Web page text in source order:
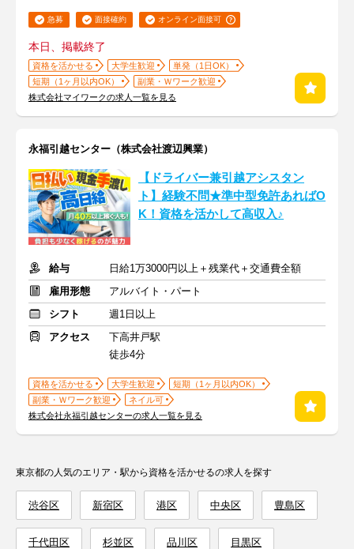
急募 面接確約 オンライン面接可
本日、掲載終了
資格を活かせる 大学生歓迎
単発（1日OK）
短期（1ヶ月以内OK）
副業・Ｗワーク歓迎
株式会社マイワークの求人一覧を見る
永福引越センター（株式会社渡辺興業）
【ドライバー兼引越アシスタン
ト】経験不問★準中型免許あればO
K！資格を活かして高収入♪
給与
日給1万3000円以上＋残業代＋交通費全額
雇用形態
アルバイト・パート
シフト
週1日以上
アクセス
下高井戸駅
徒歩4分
資格を活かせる 大学生歓迎
短期（1ヶ月以内OK）
副業・Ｗワーク歓迎
ネイル可
株式会社永福引越センターの求人一覧を見る
東京都の人気のエリア・駅から資格を活かせるの求人を探す
渋谷区 新宿区 港区 中央区 豊島区
千代田区 杉並区 品川区 目黒区